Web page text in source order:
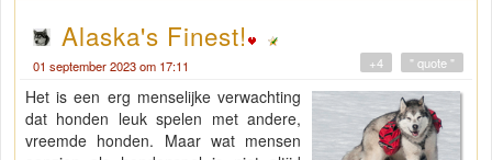
Alaska's Finest!
01 september 2023 om 17:11 " quote "
+4
Het is een erg menselijke verwachting
dat honden leuk spelen met andere,
vreemde honden. Maar wat mensen